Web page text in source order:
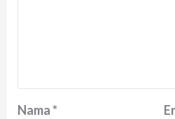
Nama*